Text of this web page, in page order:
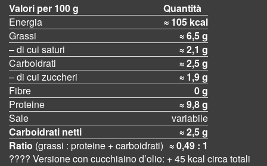
Valori per 100 g
Quantità
Energia
≈ 105 kcal
Grassi
≈ 6,5 g
– di cui saturi
≈ 2,1 g
Carboidrati
≈ 2,5 g
– di cui zuccheri
≈ 1,9 g
Fibre
0 g
Proteine
≈ 9,8 g
Sale
variabile
Carboidrati netti
≈ 2,5 g
Ratio (grassi : proteine + carboidrati) ≈ 0,49 : 1
???? Versione con cucchiaino d’olio: + 45 kcal circa totali